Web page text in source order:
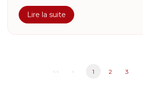
Lire la suite
1 2 3